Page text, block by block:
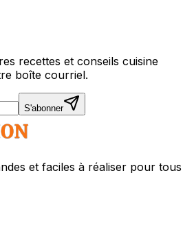
recettes et conseils cuisine
boîte courriel.
S'abonner
et faciles à réaliser pour tous